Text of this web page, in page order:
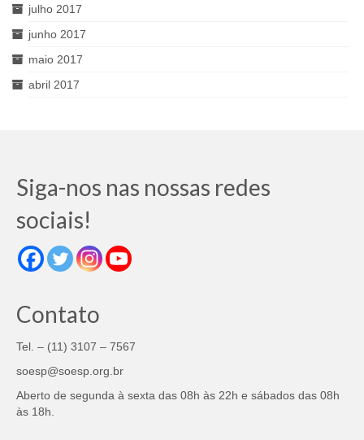
julho 2017
junho 2017
maio 2017
abril 2017
Siga-nos nas nossas redes
sociais!
Contato
Tel. – (11) 3107 – 7567
soesp@soesp.org.br
Aberto de segunda à sexta das 08h às 22h e sábados das 08h
às 18h.